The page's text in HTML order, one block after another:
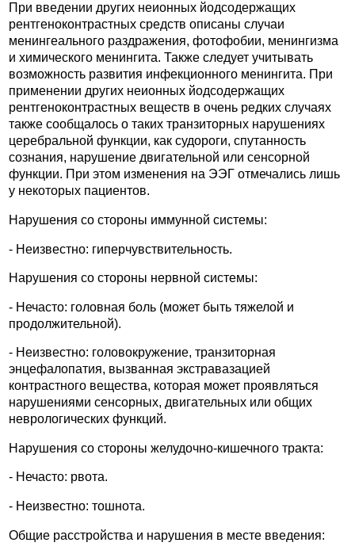
При введении других неионных йодсодержащих
рентгеноконтрастных средств описаны случаи
менингеального раздражения, фотофобии, менингизма
и химического менингита. Также следует учитывать
возможность развития инфекционного менингита. При
применении других неионных йодсодержащих
рентгеноконтрастных веществ в очень редких случаях
также сообщалось о таких транзиторных нарушениях
церебральной функции, как судороги, спутанность
сознания, нарушение двигательной или сенсорной
функции. При этом изменения на ЭЭГ отмечались лишь
у некоторых пациентов.
Нарушения со стороны иммунной системы:
- Неизвестно: гиперчувствительность.
Нарушения со стороны нервной системы:
- Нечасто: головная боль (может быть тяжелой и
продолжительной).
- Неизвестно: головокружение, транзиторная
энцефалопатия, вызванная экстравазацией
контрастного вещества, которая может проявляться
нарушениями сенсорных, двигательных или общих
неврологических функций.
Нарушения со стороны желудочно-кишечного тракта:
- Нечасто: рвота.
- Неизвестно: тошнота.
Общие расстройства и нарушения в месте введения: